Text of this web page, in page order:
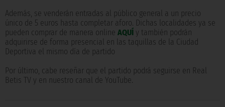
Además, se venderán entradas al público general a un precio
único de 5 euros hasta completar aforo. Dichas localidades ya se
pueden comprar de manera online AQUÍ y también podrán
adquirirse de forma presencial en las taquillas de la Ciudad
Deportiva el mismo día de partido
Por último, cabe reseñar que el partido podrá seguirse en Real
Betis TV y en nuestro canal de YouTube.